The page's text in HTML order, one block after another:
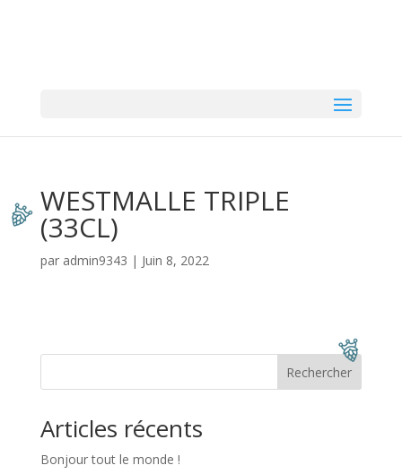
WESTMALLE TRIPLE
(33CL)
par admin9343 | Juin 8, 2022
Rechercher
Articles récents
Bonjour tout le monde !